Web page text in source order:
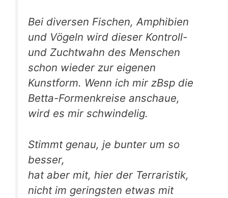
Bei diversen Fischen, Amphibien
und Vögeln wird dieser Kontroll-
und Zuchtwahn des Menschen
schon wieder zur eigenen
Kunstform. Wenn ich mir zBsp die
Betta-Formenkreise anschaue,
wird es mir schwindelig.
Stimmt genau, je bunter um so
besser,
hat aber mit, hier der Terraristik,
nicht im geringsten etwas mit